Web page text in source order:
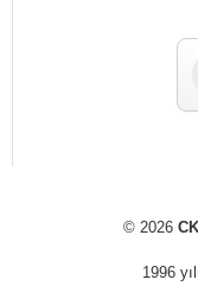
© 2026
1996